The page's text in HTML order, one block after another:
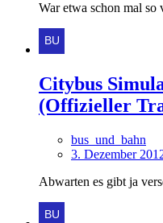
War etwa schon mal so
Citybus
(Offizieller
bus_und_bahn
3. Dezember
Abwarten es gibt ja